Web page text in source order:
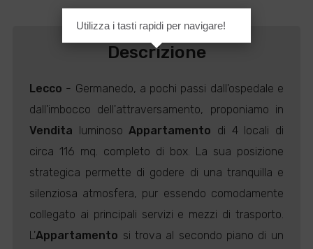
Descrizione
Lecco - Germanedo, a pochi passi dall'ospedale e
dall'imbocco dell'attraversamento, proponiamo in
Vendita luminosoAppartamento di 4 locali di
circa 116 mq. completo di box. La sua posizione
strategica permette di godere di una tranquilla e
silenziosa atmosfera, pur essendo comodamente
collegato ai principali servizi e mezzi di trasporto.
L'Appartamento si trova al secondo piano di un
Utilizza i tasti rapidi per navigare!